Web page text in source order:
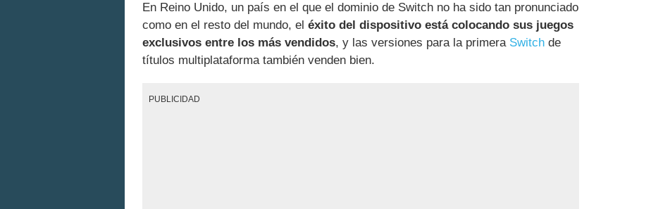
En Reino Unido, un país en el que el dominio de Switch no ha sido tan pronunciado
como en el resto del mundo, el éxito del dispositivo está colocando sus juegos
exclusivos entre los más vendidos, y las versiones para la primera Switch de
títulos multiplataforma también venden bien.
PUBLICIDAD